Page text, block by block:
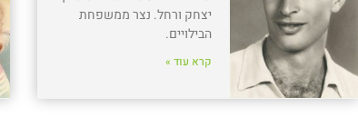
יצחק ורחל. נצר ממשפחת
הבילויים.
קרא עוד »